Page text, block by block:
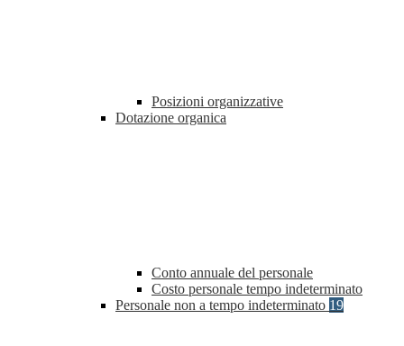
Posizioni organizzative
Dotazione organica
Conto annuale del personale
Costo personale tempo indeterminato
Personale non a tempo indeterminato 19